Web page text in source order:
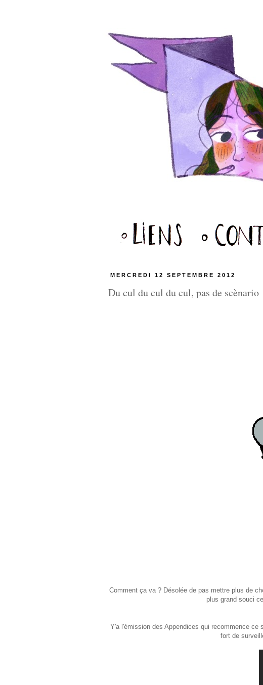
MERCREDI 12 SEPTEMBRE 2012
Du cul du cul du cul, pas de scènario
Comment ça va ? Désolée de pas mettre plus de
plus grand souci
Y'a l'émission des Appendices qui recommence
fort de